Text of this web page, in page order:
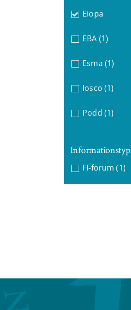
Eiopa
EBA (1)
Esma (1)
Iosco (1)
Podd (1)
Informationstyp
FI-forum (1)